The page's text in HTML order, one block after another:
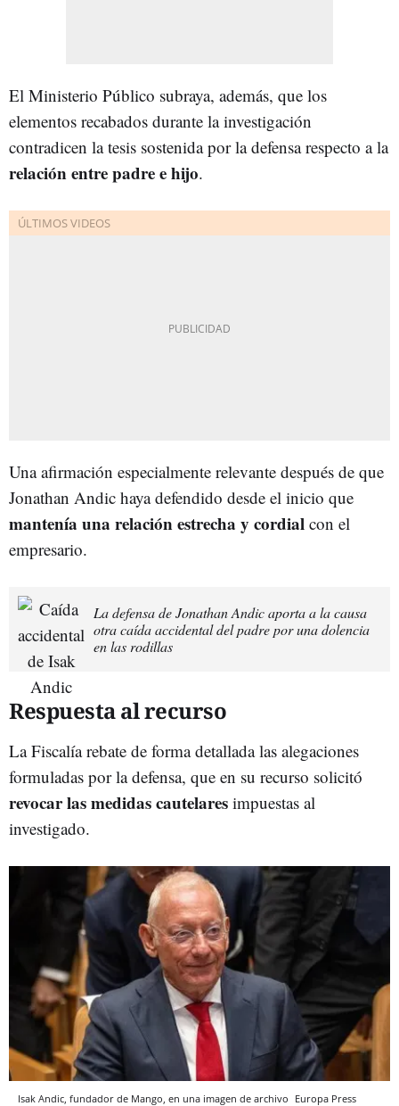
El Ministerio Público subraya, además, que los
elementos recabados durante la investigación
contradicen la tesis sostenida por la defensa respecto a la
relación entre padre e hijo.
Una afirmación especialmente relevante después de que
Jonathan Andic haya defendido desde el inicio que
mantenía una relación estrecha y cordial con el
empresario.
La defensa de Jonathan Andic aporta a la causa
otra caída accidental del padre por una dolencia
en las rodillas
Respuesta al recurso
La Fiscalía rebate de forma detallada las alegaciones
formuladas por la defensa, que en su recurso solicitó
revocar las medidas cautelares impuestas al
investigado.
Isak Andic, fundador de Mango, en una imagen de archivo Europa Press